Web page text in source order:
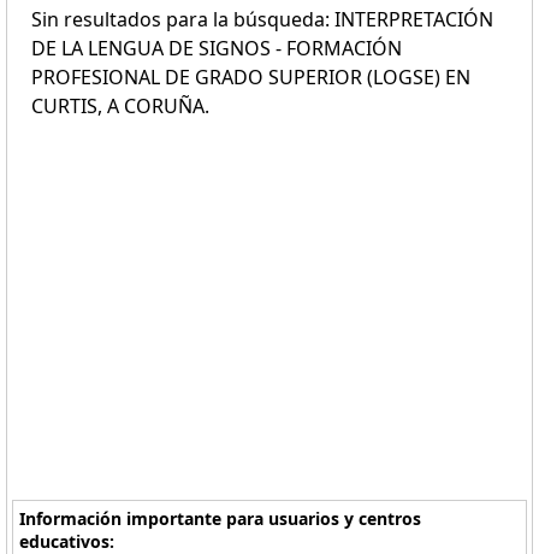
Sin resultados para la búsqueda: INTERPRETACIÓN
DE LA LENGUA DE SIGNOS - FORMACIÓN
PROFESIONAL DE GRADO SUPERIOR (LOGSE) EN
CURTIS, A CORUÑA.
Información importante para usuarios y centros
educativos: